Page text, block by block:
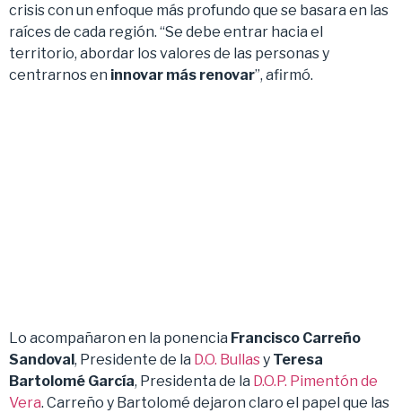
crisis con un enfoque más profundo que se basara en las
raíces de cada región. “Se debe entrar hacia el
territorio, abordar los valores de las personas y
centrarnos en innovar más renovar”, afirmó.
Lo acompañaron en la ponencia Francisco Carreño
Sandoval , Presidente de la D.O. Bullasy Teresa
Bartolomé García, Presidenta de la D.O.P. Pimentón de
Vera. Carreño y Bartolomé dejaron claro el papel que las